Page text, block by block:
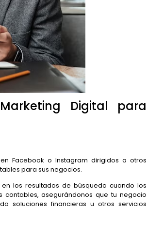
Digital para
Facebook o Instagram dirigidos a otros
para sus negocios.
los resultados de búsqueda cuando los
asegurándonos que tu negocio
soluciones financieras u otros servicios